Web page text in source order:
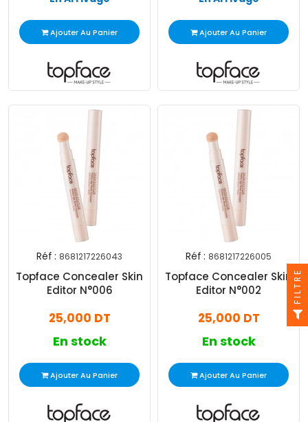
Ajouter Au Panier Ajouter Au Panier
Réf : 8681217226043
Topface Concealer Skin
Editor N°006
25,000 DT
En stock
Ajouter Au Panier
Réf : 8681217226005
Topface Concealer Skin
Editor N°002
25,000 DT
En stock
Ajouter Au Panier
FILTRE